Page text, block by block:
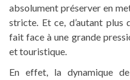
absolument préserver en
stricte. Et ce, d’autant plus
fait face à une grande
et touristique.
En effet, la dynamique